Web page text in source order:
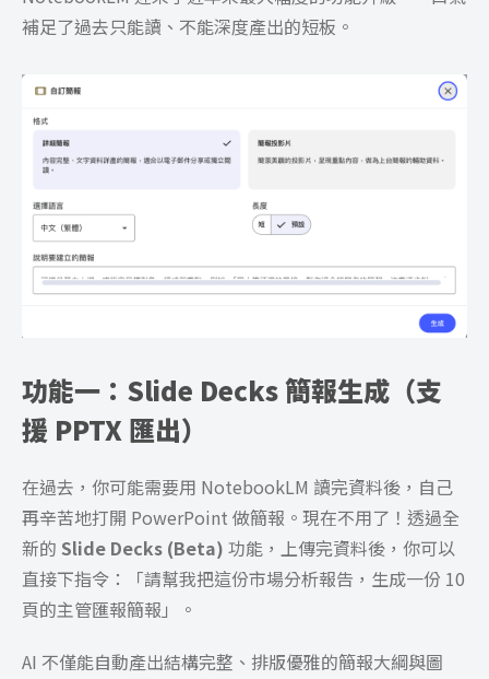
補足了過去只能讀、不能深度產出的短板。
功能一：Slide Decks 簡報生成（支
援 PPTX 匯出）
在過去，你可能需要用 NotebookLM 讀完資料後，自己
再辛苦地打開 PowerPoint 做簡報。現在不用了！透過全
新的 Slide Decks (Beta) 功能，上傳完資料後，你可以
直接下指令：「請幫我把這份市場分析報告，生成一份 10
頁的主管匯報簡報」。
AI 不僅能自動產出結構完整、排版優雅的簡報大綱與圖